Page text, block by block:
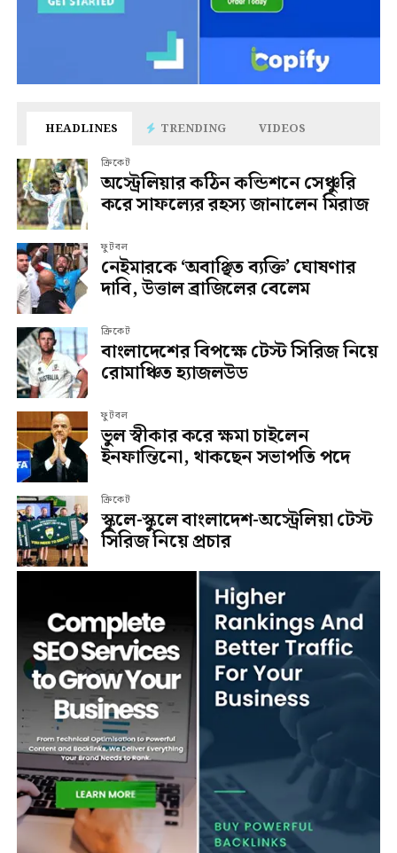
HEADLINES TRENDING VIDEOS
ক্রিকেট
অস্ট্রেলিয়ার কঠিন কন্ডিশনে সেঞ্চুরি
করে সাফল্যের রহস্য জানালেন মিরাজ
ফুটবল
নেইমারকে ‘অবাঞ্ছিত ব্যক্তি’ ঘোষণার
দাবি, উত্তাল ব্রাজিলের বেলেম
ক্রিকেট
বাংলাদেশের বিপক্ষে টেস্ট সিরিজ নিয়ে
রোমাঞ্চিত হ্যাজলউড
ফুটবল
ভুল স্বীকার করে ক্ষমা চাইলেন
ইনফান্তিনো, থাকছেন সভাপতি পদে
ক্রিকেট
স্কুলে-স্কুলে বাংলাদেশ-অস্ট্রেলিয়া টেস্ট
সিরিজ নিয়ে প্রচার